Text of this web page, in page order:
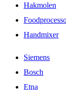
Hakmolen
Handmixer
Siemens
Bosch
Etna